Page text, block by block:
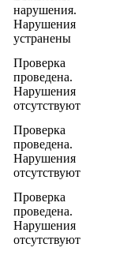
нарушения.
Нарушения
устранены
Проверка
проведена.
Нарушения
отсутствуют
Проверка
проведена.
Нарушения
отсутствуют
Проверка
проведена.
Нарушения
отсутствуют